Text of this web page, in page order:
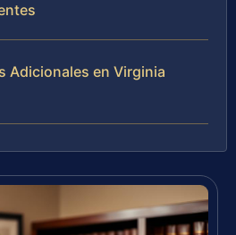
Adicionales en Virginia